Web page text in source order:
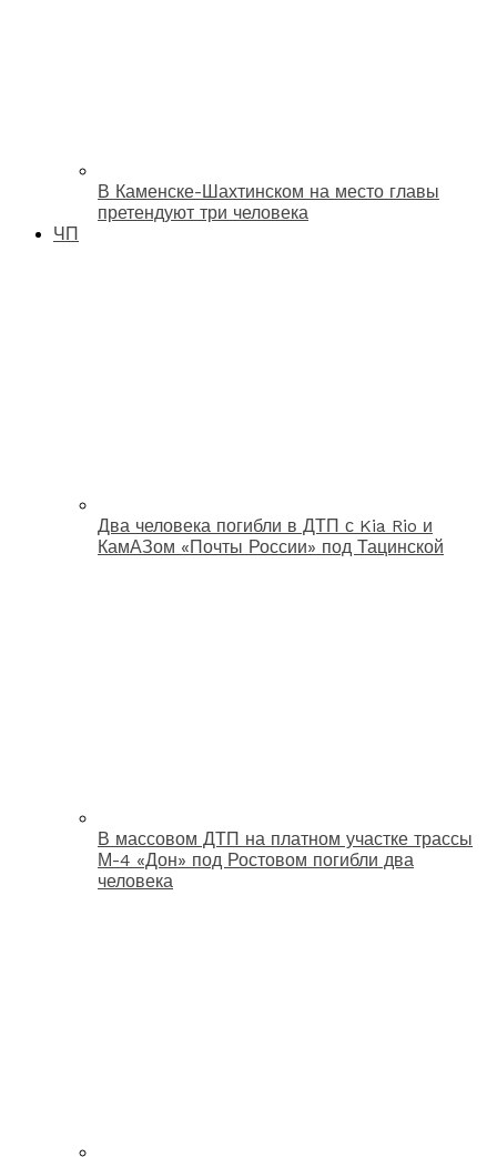
В Каменске-Шахтинском на место главы
претендуют три человека
ЧП
Два человека погибли в ДТП с Kia Rio и
КамАЗом «Почты России» под Тацинской
В массовом ДТП на платном участке трассы
М-4 «Дон» под Ростовом погибли два
человека